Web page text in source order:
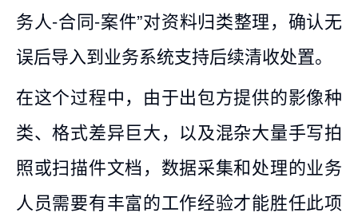
务人-合同-案件”对资料归类整理，确认无
误后导入到业务系统支持后续清收处置。
在这个过程中，由于出包方提供的影像种
类、格式差异巨大，以及混杂大量手写拍
照或扫描件文档，数据采集和处理的业务
人员需要有丰富的工作经验才能胜任此项